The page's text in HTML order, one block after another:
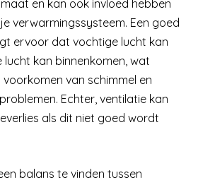
en kan ook invloed hebben
verwarmingssysteem. Een goed
ervoor dat vochtige lucht kan
kan binnenkomen, wat
van schimmel en
Echter, ventilatie kan
als dit niet goed wordt
balans te vinden tussen